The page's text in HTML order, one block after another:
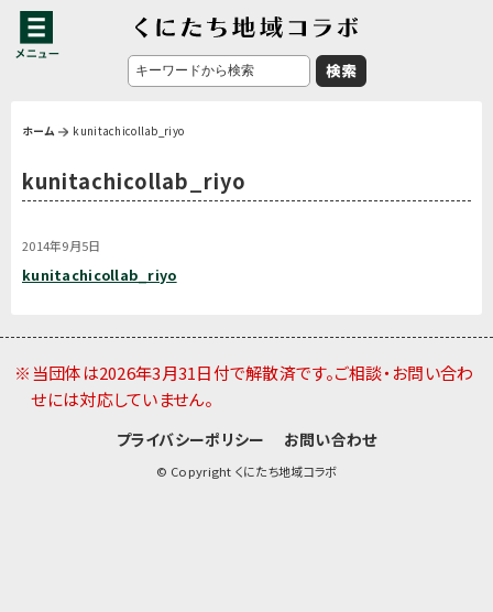
ホーム kunitachicollab_riyo
kunitachicollab_riyo
2014年9月5日
kunitachicollab_riyo
※当団体は2026年3月31日付で解散済です。ご相談・お問い合わ
せには対応していません。
プライバシーポリシー お問い合わせ
© Copyright くにたち地域コラボ